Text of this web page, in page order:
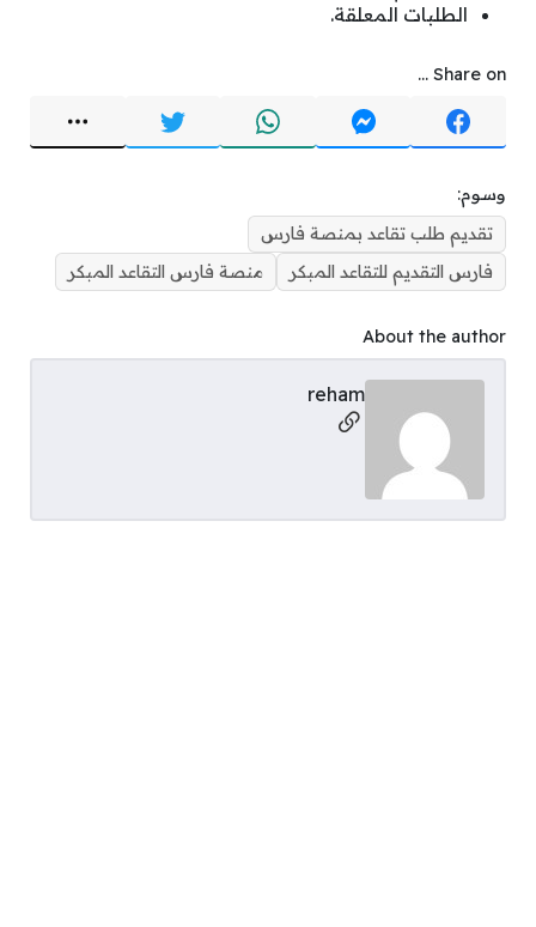
الطلبات المعلقة.
Share on ...
وسوم:
تقديم طلب تقاعد بمنصة فارس
فارس التقديم للتقاعد المبكر
منصة فارس التقاعد المبكر
About the author
reham
Social Links